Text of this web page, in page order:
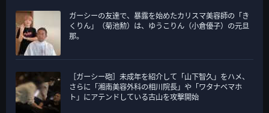
ガーシーの友達で、暴露を始めたカリスマ美容師の「き
くりん」（菊池勲）は、ゆうこりん（小倉優子）の元旦
那。
［ガーシー砲］未成年を紹介して「山下智久」をハメ、
さらに「湘南美容外科の相川院長」や「ワタナベマホ
ト」にアテンドしている古山を攻撃開始